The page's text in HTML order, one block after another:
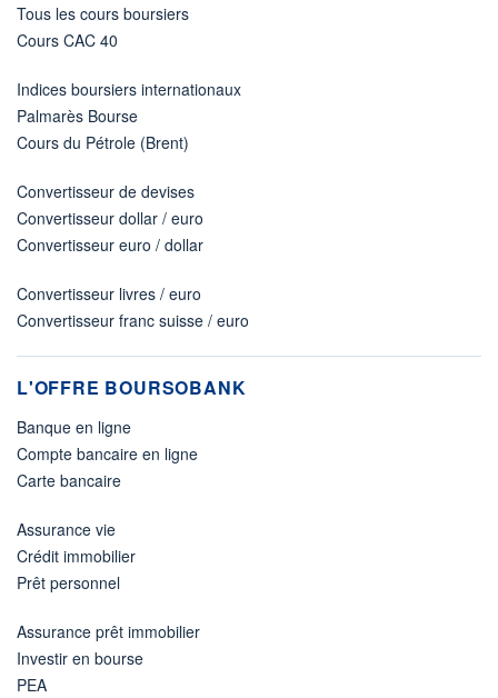
Tous les cours boursiers
Cours CAC 40
Indices boursiers internationaux
Palmarès Bourse
Cours du Pétrole (Brent)
Convertisseur de devises
Convertisseur dollar / euro
Convertisseur euro / dollar
Convertisseur livres / euro
Convertisseur franc suisse / euro
L'OFFRE BOURSOBANK
Banque en ligne
Compte bancaire en ligne
Carte bancaire
Assurance vie
Crédit immobilier
Prêt personnel
Assurance prêt immobilier
Investir en bourse
PEA